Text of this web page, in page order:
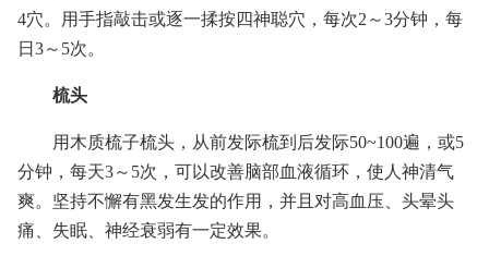
4穴。用手指敲击或逐一揉按四神聪穴，每次2～3分钟，每
日3～5次。
梳头
用木质梳子梳头，从前发际梳到后发际50~100遍，或5
分钟，每天3～5次，可以改善脑部血液循环，使人神清气
爽。坚持不懈有黑发生发的作用，并且对高血压、头晕头
痛、失眠、神经衰弱有一定效果。